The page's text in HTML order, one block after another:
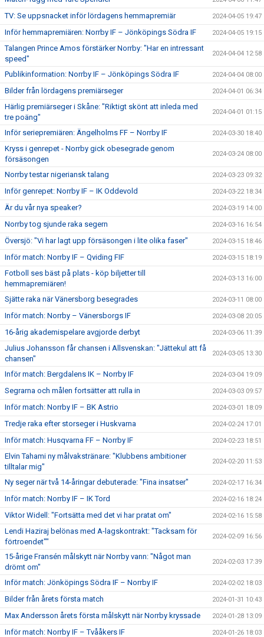
TV: Se uppsnacket inför lördagens hemmapremiär 2024-04-05 19:47
Inför hemmapremiären: Norrby IF – Jönköpings Södra IF 2024-04-05 19:15
Talangen Prince Amos förstärker Norrby: "Har en intressant
speed"
2024-04-04 12:58
Publikinformation: Norrby IF – Jönköpings Södra IF 2024-04-04 08:00
Bilder från lördagens premiärseger 2024-04-01 06:34
Härlig premiärseger i Skåne: "Riktigt skönt att inleda med
tre poäng"
2024-04-01 01:15
Inför seriepremiären: Ängelholms FF – Norrby IF 2024-03-30 18:40
Kryss i genrepet - Norrby gick obesegrade genom
försäsongen
2024-03-24 08:00
Norrby testar nigeriansk talang 2024-03-23 09:32
Inför genrepet: Norrby IF – IK Oddevold 2024-03-22 18:34
Är du vår nya speaker? 2024-03-19 14:00
Norrby tog sjunde raka segern 2024-03-16 16:54
Översjö: "Vi har lagt upp försäsongen i lite olika faser" 2024-03-15 18:46
Inför match: Norrby IF – Qviding FIF 2024-03-15 18:19
Fotboll ses bäst på plats - köp biljetter till
hemmapremiären!
2024-03-13 16:00
Sjätte raka när Vänersborg besegrades 2024-03-11 08:00
Inför match: Norrby – Vänersborgs IF 2024-03-08 20:05
16-årig akademispelare avgjorde derbyt 2024-03-06 11:39
Julius Johansson får chansen i Allsvenskan: "Jättekul att få
chansen"
2024-03-05 13:30
Inför match: Bergdalens IK – Norrby IF 2024-03-04 19:09
Segrarna och målen fortsätter att rulla in 2024-03-03 09:57
Inför match: Norrby IF – BK Astrio 2024-03-01 18:09
Tredje raka efter storseger i Huskvarna 2024-02-24 17:01
Inför match: Husqvarna FF – Norrby IF 2024-02-23 18:51
Elvin Tahami ny målvakstränare: "Klubbens ambitioner
tilltalar mig"
2024-02-20 11:53
Ny seger när två 14-åringar debuterade: "Fina insatser" 2024-02-17 16:34
Inför match: Norrby IF – IK Tord 2024-02-16 18:24
Viktor Widell: "Fortsätta med det vi har pratat om" 2024-02-16 15:58
Lendi Haziraj belönas med A-lagskontrakt: "Tacksam för
förtroendet""
2024-02-09 16:56
15-årige Fransén målskytt när Norrby vann: "Något man
drömt om"
2024-02-03 17:39
Inför match: Jönköpings Södra IF – Norrby IF 2024-02-02 18:03
Bilder från årets första match 2024-01-31 10:43
Max Andersson årets första målskytt när Norrby kryssade 2024-01-28 13:09
Inför match: Norrby IF – Tvååkers IF 2024-01-26 18:03